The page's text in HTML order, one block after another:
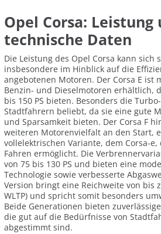
Opel Corsa: Leistung
technische Daten
Die Leistung des Opel Corsa kann sich
insbesondere im Hinblick auf die
angebotenen Motoren. Der Corsa E ist
Benzin- und Dieselmotoren erhältlich,
bis 150 PS bieten. Besonders die
Stadtfahrern beliebt, da sie eine gute
und Sparsamkeit bieten. Der Corsa F
weiteren Motorenvielfalt an den Start,
vollelektrischen Variante, dem Corsa-
Fahren ermöglicht. Die
von 75 bis 130 PS und bieten eine
Technologie sowie verbesserte
Version bringt eine Reichweite von bis
WLTP) und spricht somit besonders
Beide Generationen bieten
die gut auf die Bedürfnisse von
abgestimmt sind.